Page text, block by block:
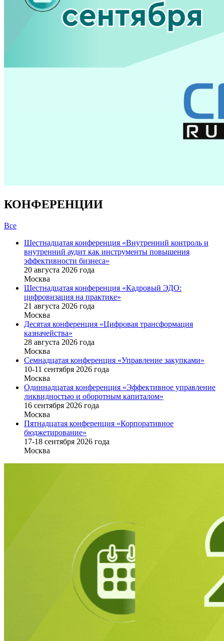
КОНФЕРЕНЦИИ
Все
Шестнадцатая конференция «Внутренний контроль и
внутренний аудит как инструменты повышения
эффективности бизнеса»
20 августа 2026 года
Москва
Шестнадцатая конференция «Кадровый ЭДО:
цифровизация на практике»
21 августа 2026 года
Москва
Десятая конференция «Цифровая трансформация
казначейства»
28 августа 2026 года
Москва
Семнадцатая конференция «Управление закупками»
10-11 сентября 2026 года
Москва
Одиннадцатая конференция «Эффективное управление
ликвидностью и оборотным капиталом»
16 cентября 2026 года
Москва
Пятнадцатая конференция «Корпоративное
бюджетирование»
17-18 сентября 2026 года
Москва